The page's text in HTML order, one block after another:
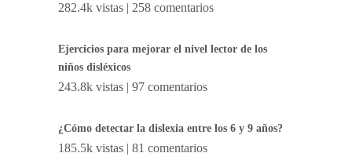
282.4k vistas | 258 comentarios
Ejercicios para mejorar el nivel lector de los
niños disléxicos
243.8k vistas | 97 comentarios
¿Cómo detectar la dislexia entre los 6 y 9 años?
185.5k vistas | 81 comentarios